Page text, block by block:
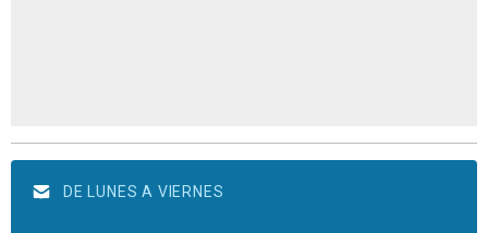
DE LUNES A VIERNES